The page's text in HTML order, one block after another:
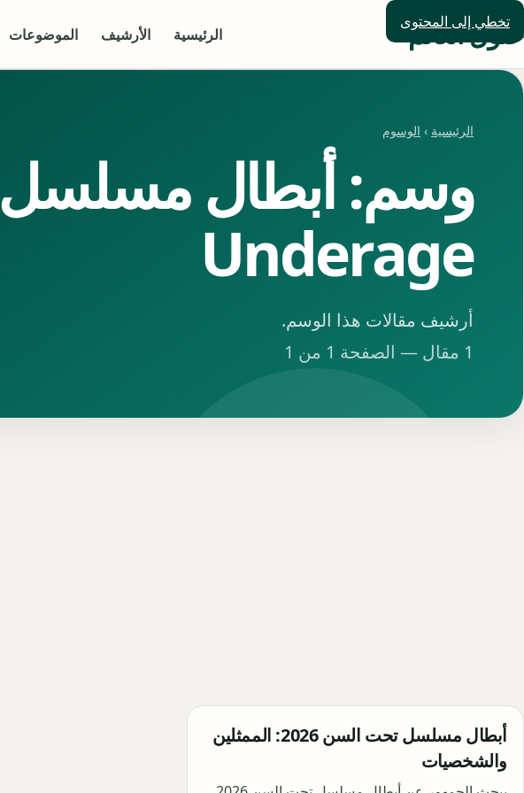
تخطي إلى المحتوى
حلول العالم الرئيسية الأرشيف الموضوعات
الرئيسية › الوسوم
وسم: أبطال مسلسل
Underage
أرشيف مقالات هذا الوسم.
1 مقال — الصفحة 1 من 1
أبطال مسلسل تحت السن 2026: الممثلين
والشخصيات